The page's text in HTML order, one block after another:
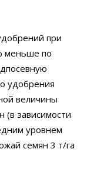
при
меньше по
удобрения
величины
(в зависимости
уровнем
семян 3 т/га